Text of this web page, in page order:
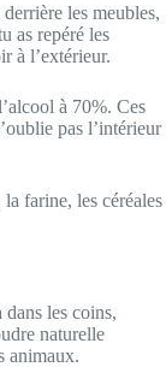
les meubles,
as repéré les
à l’extérieur.
à 70%. Ces
pas l’intérieur
farine, les céréales
les coins,
naturelle
animaux.